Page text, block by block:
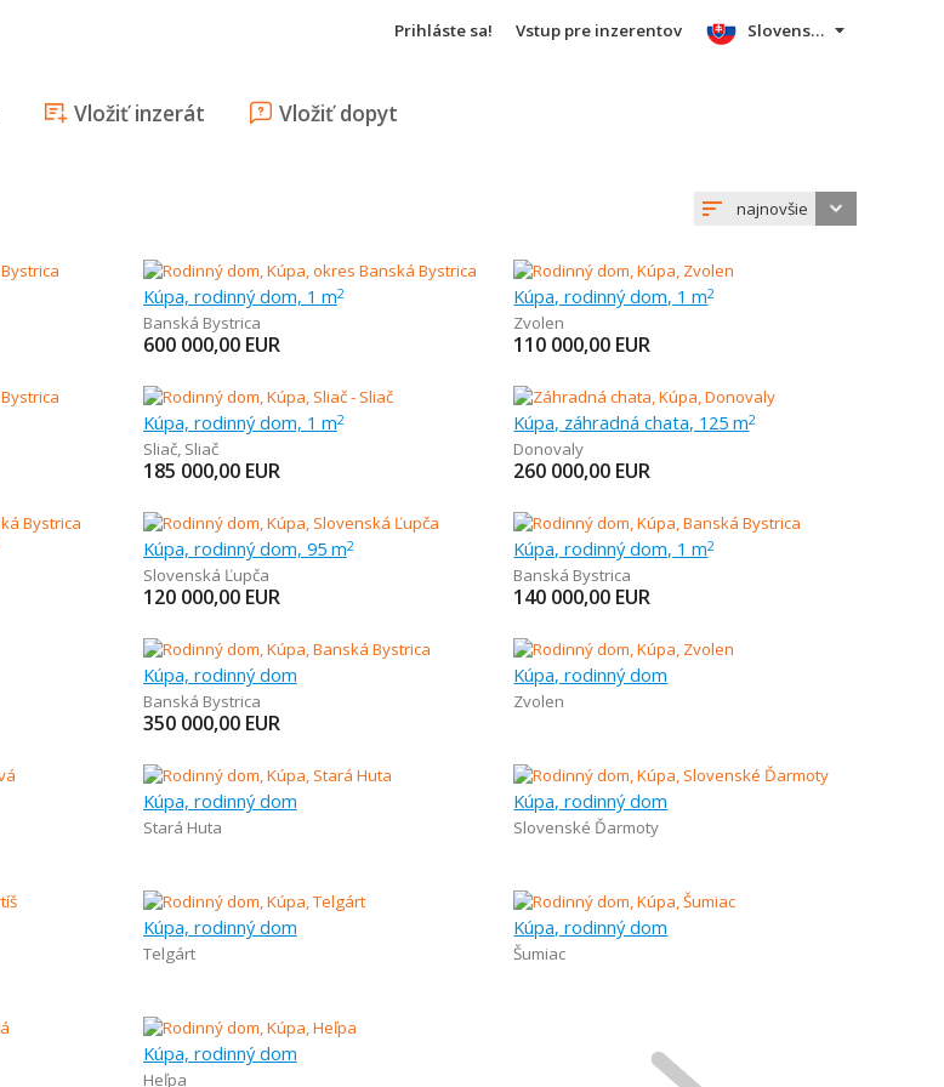
Prihláste sa! Vstup pre inzerentov
Vložiť inzerát Vložiť dopyt
Slovensky
najnovšie
Kúpa, rodinný dom, 1 m2
Banská Bystrica
600 000,00 EUR
Kúpa, rodinný dom, 1 m2
Zvolen
110 000,00 EUR
Kúpa, rodinný dom, 1 m2
Sliač, Sliač
185 000,00 EUR
Kúpa, záhradná chata, 125 m2
Donovaly
260 000,00 EUR
Kúpa, rodinný dom, 95 m2
Slovenská Ľupča
120 000,00 EUR
Kúpa, rodinný dom, 1 m2
Banská Bystrica
140 000,00 EUR
Kúpa, rodinný dom
Banská Bystrica
350 000,00 EUR
Kúpa, rodinný dom
Zvolen
Kúpa, rodinný dom
Stará Huta
Kúpa, rodinný dom
Slovenské Ďarmoty
Kúpa, rodinný dom
Telgárt
Kúpa, rodinný dom
Šumiac
Kúpa, rodinný dom
Heľpa